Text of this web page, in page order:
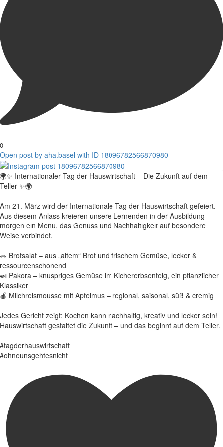
0
Open post by aha.basel with ID 18096782566870980
🌍✨ Internationaler Tag der Hauswirtschaft – Die Zukunft auf dem
Teller ✨🌍
Am 21. März wird der Internationale Tag der Hauswirtschaft gefeiert.
Aus diesem Anlass kreieren unsere Lernenden in der Ausbildung
morgen ein Menü, das Genuss und Nachhaltigkeit auf besondere
Weise verbindet.
🥗 Brotsalat – aus „altem“ Brot und frischem Gemüse, lecker &
ressourcenschonend
🍛 Pakora – knuspriges Gemüse im Kichererbsenteig, ein pflanzlicher
Klassiker
🍎 Milchreismousse mit Apfelmus – regional, saisonal, süß & cremig
Jedes Gericht zeigt: Kochen kann nachhaltig, kreativ und lecker sein!
Hauswirtschaft gestaltet die Zukunft – und das beginnt auf dem Teller.
#tagderhauswirtschaft
#ohneunsgehtesnicht